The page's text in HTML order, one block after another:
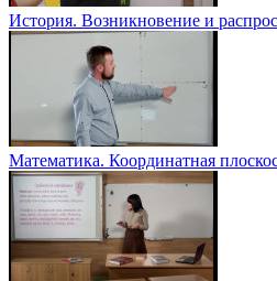
История. Возникновение и
Математика. Координатная